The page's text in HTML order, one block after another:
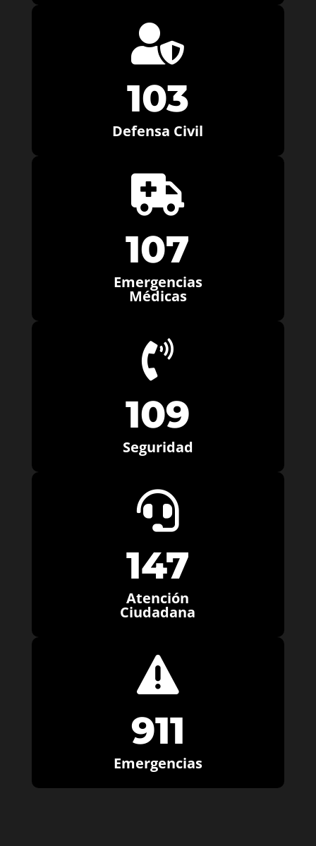

103
Defensa Civil

107
Emergencias
Médicas

109
Seguridad

147
Atención
Ciudadana

911
Emergencias